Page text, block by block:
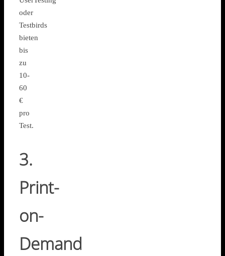
oder
Testbirds
bieten
bis
zu
10-
60
€
pro
Test.
3.
Print-
on-
Demand